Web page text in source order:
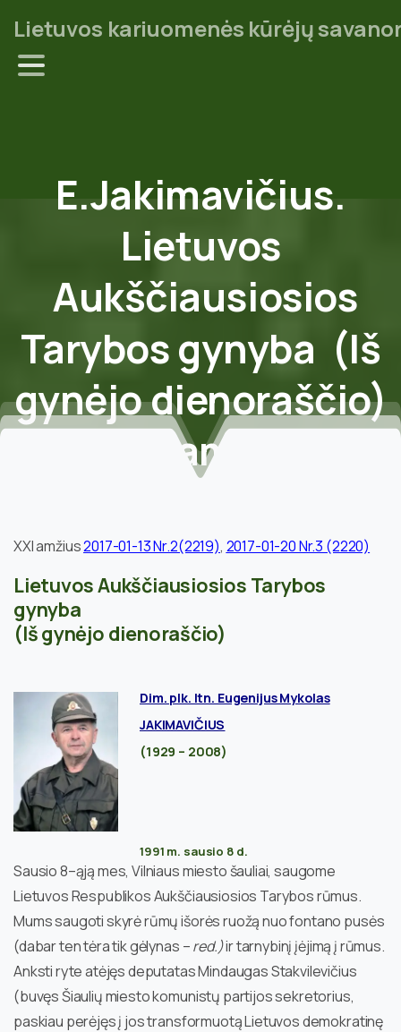
Lietuvos kariuomenės kūrėjų
E.Jakimavičius.
Lietuvos
Aukščiausiosios
Tarybosgynyba (Iš
gynėjodienoraščio)
amžius
Home Veikla
Istorinė atmintis
E.Jakimavičius. Lietuvos Aukščiausiosios Tarybos
gynyba (Iš gynėjo dienoraščio) /XXI amžius 2017-01-
13 Nr.2,3
XXI amžius2017-01-13 Nr.2(2219), 2017-01-20 Nr.3 (2220)
Lietuvos Aukščiausiosios Tarybos
gynyba
(Iš gynėjo dienoraščio)
Dim. plk. ltn. Eugenijus Mykolas
JAKIMAVIČIUS
(1929 – 2008)
1991 m. sausio 8 d.
Sausio 8–ąją mes, Vilniaus miesto šauliai, saugome
Lietuvos Respublikos Aukščiausiosios Tarybos rūmus.
Mums saugoti skyrė rūmų išorės ruožą nuo fontano pusės
(dabar ten tėra tik gėlynas –red.)ir tarnybinį įėjimą į rūmus.
Anksti ryte atėjęs deputatas Mindaugas Stakvilevičius
(buvęs Šiaulių miesto komunistų partijos sekretorius,
paskiau perėjęs į jos transformuotą Lietuvos demokratinę